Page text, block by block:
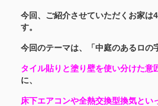
今回、ご紹介させていただくお家は
す。
今回のテーマは、「中庭のあるロの
タイル貼りと塗り壁を使い分けた意
に、
床下エアコンや全熱交換型換気とい